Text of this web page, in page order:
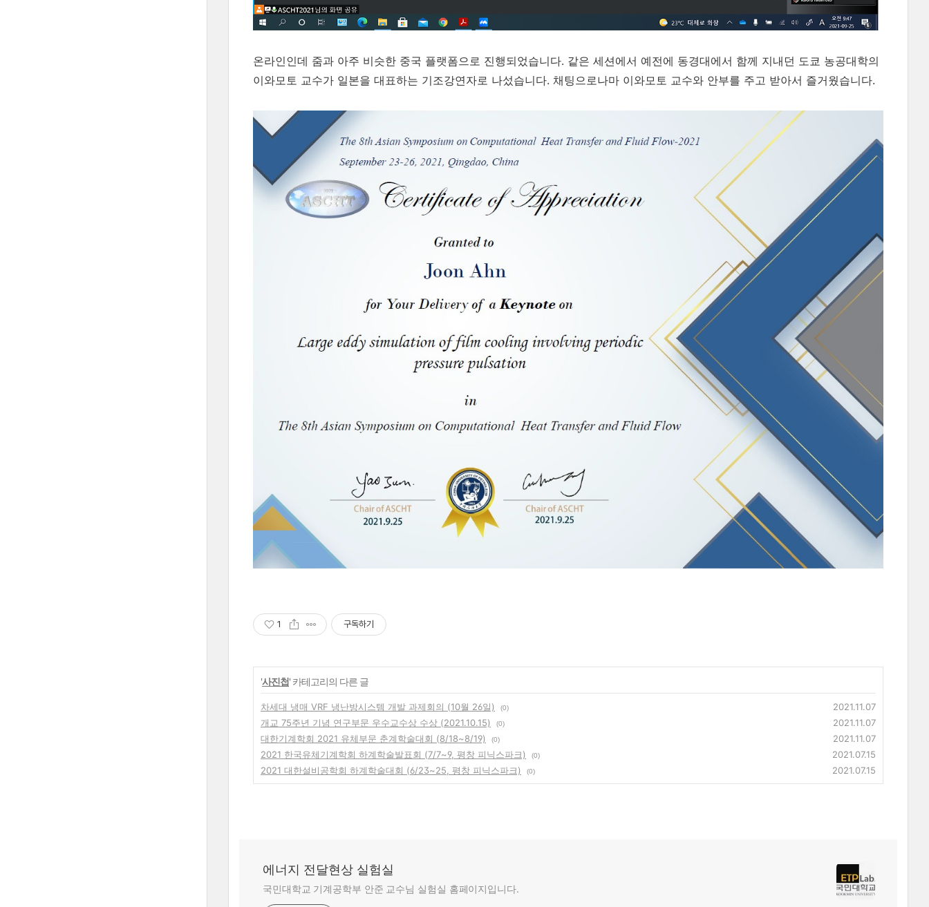
온라인인데 줌과 아주 비슷한 중국 플랫폼으로 진행되었습니다. 같은 세션에서 예전에 동경대에서 함께 지내던 도쿄 농공대학의
이와모토 교수가 일본을 대표하는 기조강연자로 나섰습니다. 채팅으로나마 이와모토 교수와 안부를 주고 받아서 즐거웠습니다.
1 구독하기
'사진첩' 카테고리의 다른 글
차세대 냉매 VRF 냉난방시스템 개발 과제회의 (10월 26일) (0)
2021.11.07
개교 75주년 기념 연구부문 우수교수상 수상 (2021.10.15)
(0)
2021.11.07
대한기계학회 2021 유체부문 춘계학술대회 (8/18~8/19)
(0)
2021.11.07
2021 한국유체기계학회 하계학술발표회 (7/7~9, 평창 피닉스파크)
(0)
2021.07.15
2021 대한설비공학회 하계학술대회 (6/23~25, 평창 피닉스파크)
(0) 2021.07.15
에너지 전달현상 실험실
국민대학교 기계공학부 안준 교수님 실험실 홈페이지입니다.